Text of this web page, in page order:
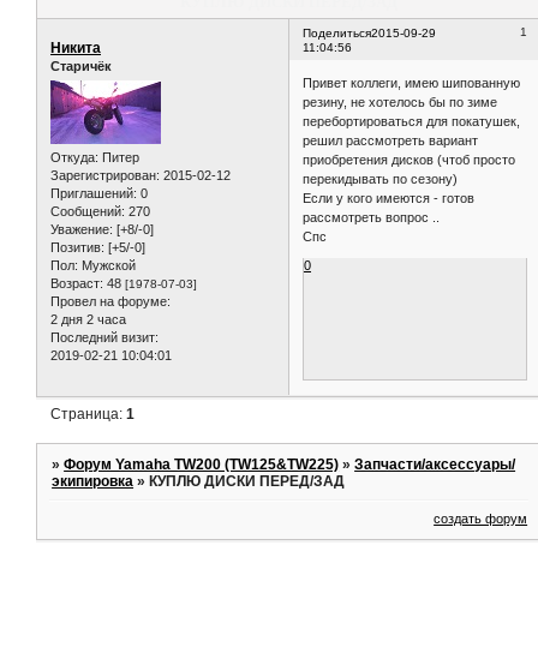
Поделиться 1
2015-09-29
11:04:56
Никита
Старичёк
Откуда: Питер
Зарегистрирован: 2015-02-12
Приглашений: 0
Сообщений: 270
Уважение: [+8/-0]
Позитив: [+5/-0]
Пол: Мужской
Возраст: 48 [1978-07-03]
Провел на форуме:
2 дня 2 часа
Последний визит:
2019-02-21 10:04:01
Привет коллеги, имею шипованную
резину, не хотелось бы по зиме
перебортироваться для покатушек,
решил рассмотреть вариант
приобретения дисков (чтоб просто
перекидывать по сезону)
Если у кого имеются - готов
рассмотреть вопрос ..
Спс
0
Страница:1
»Форум Yamaha TW200 (TW125&TW225) »Запчасти/аксессуары/
экипировка » КУПЛЮ ДИСКИ ПЕРЕД/ЗАД
создать форум